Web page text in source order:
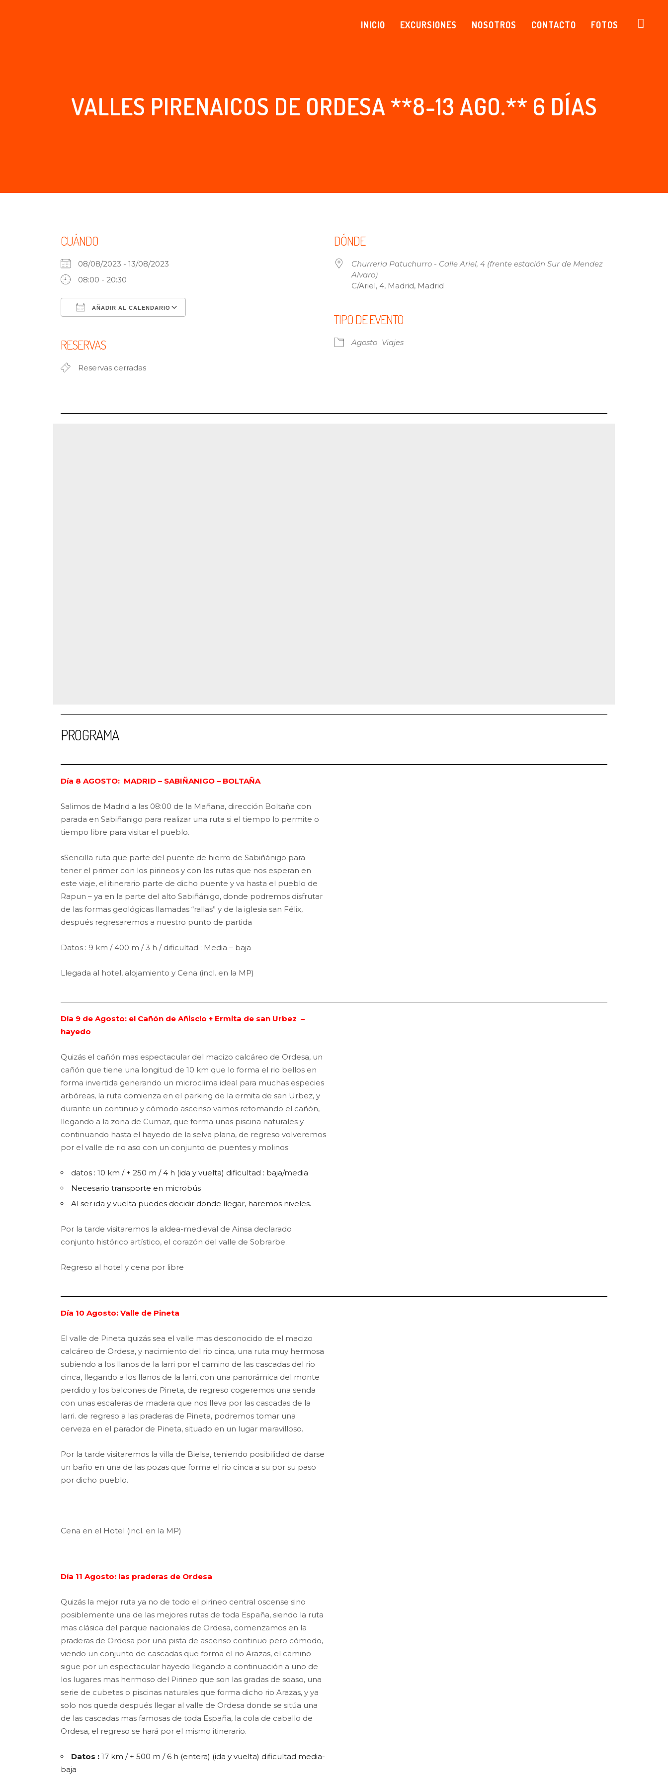
INICIO EXCURSIONES NOSOTROS CONTACTO FOTOS
VALLES PIRENAICOS DE ORDESA **8-13 AGO.** 6 DÍAS
CUÁNDO
08/08/2023 - 13/08/2023
08:00 - 20:30
AÑADIR AL CALENDARIO
iCalendar
RESERVAS
Reservas cerradas
DÓNDE
Churreria Patuchurro - Calle Ariel, 4 (frente estación Sur de Mendez
Alvaro)
C/Ariel, 4, Madrid, Madrid
TIPO DE EVENTO
Agosto Viajes
PROGRAMA
Día 8 AGOSTO: MADRID – SABIÑANIGO – BOLTAÑA
Salimos de Madrid a las 08:00 de la Mañana, dirección Boltaña con
parada en Sabiñanigo para realizar una ruta si el tiempo lo permite o
tiempo libre para visitar el pueblo.
sSencilla ruta que parte del puente de hierro de Sabiñánigo para
tener el primer con los pirineos y con las rutas que nos esperan en
este viaje, el itinerario parte de dicho puente y va hasta el pueblo de
Rapun – ya en la parte del alto Sabiñánigo, donde podremos disfrutar
de las formas geológicas llamadas “rallas” y de la iglesia san Félix,
después regresaremos a nuestro punto de partida
Datos : 9 km / 400 m / 3 h / dificultad : Media – baja
Llegada al hotel, alojamiento y Cena (incl. en la MP)
Día 9 de Agosto: el Cañón de Añisclo + Ermita de san Urbez –
hayedo
Quizás el cañón mas espectacular del macizo calcáreo de Ordesa, un
cañón que tiene una longitud de 10 km que lo forma el rio bellos en
forma invertida generando un microclima ideal para muchas especies
arbóreas, la ruta comienza en el parking de la ermita de san Urbez, y
durante un continuo y cómodo ascenso vamos retomando el cañón,
llegando a la zona de Cumaz, que forma unas piscina naturales y
continuando hasta el hayedo de la selva plana, de regreso volveremos
por el valle de rio aso con un conjunto de puentes y molinos
datos : 10 km / + 250 m / 4 h (ida y vuelta) dificultad : baja/media
Necesario transporte en microbús
Al ser ida y vuelta puedes decidir donde llegar, haremos niveles.
Por la tarde visitaremos la aldea-medieval de Ainsa declarado
conjunto histórico artístico, el corazón del valle de Sobrarbe.
Regreso al hotel y cena por libre
Día 10 Agosto: Valle de Pineta
El valle de Pineta quizás sea el valle mas desconocido de el macizo
calcáreo de Ordesa, y nacimiento del rio cinca, una ruta muy hermosa
subiendo a los llanos de la larri por el camino de las cascadas del rio
cinca, llegando a los llanos de la larri, con una panorámica del monte
perdido y los balcones de Pineta, de regreso cogeremos una senda
con unas escaleras de madera que nos lleva por las cascadas de la
larri. de regreso a las praderas de Pineta, podremos tomar una
cerveza en el parador de Pineta, situado en un lugar maravilloso.
Por la tarde visitaremos la villa de Bielsa, teniendo posibilidad de darse
un baño en una de las pozas que forma el rio cinca a su por su paso
por dicho pueblo.
Cena en el Hotel (incl. en la MP)
Día 11 Agosto: las praderas de Ordesa
Quizás la mejor ruta ya no de todo el pirineo central oscense sino
posiblemente una de las mejores rutas de toda España, siendo la ruta
mas clásica del parque nacionales de Ordesa, comenzamos en la
praderas de Ordesa por una pista de ascenso continuo pero cómodo,
viendo un conjunto de cascadas que forma el rio Arazas, el camino
sigue por un espectacular hayedo llegando a continuación a uno de
los lugares mas hermoso del Pirineo que son las gradas de soaso, una
serie de cubetas o piscinas naturales que forma dicho rio Arazas, y ya
solo nos queda después llegar al valle de Ordesa donde se sitúa una
de las cascadas mas famosas de toda España, la cola de caballo de
Ordesa, el regreso se hará por el mismo itinerario.
Datos : 17 km / + 500 m / 6 h (entera) (ida y vuelta) dificultad media-
baja